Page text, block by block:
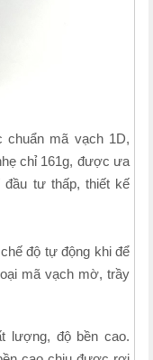
chuẩn mã vạch 1D,
chỉ 161g, được ưa
đầu tư thấp, thiết kế
độ tự động khi để
mã vạch mờ, trầy
lượng, độ bền cao.